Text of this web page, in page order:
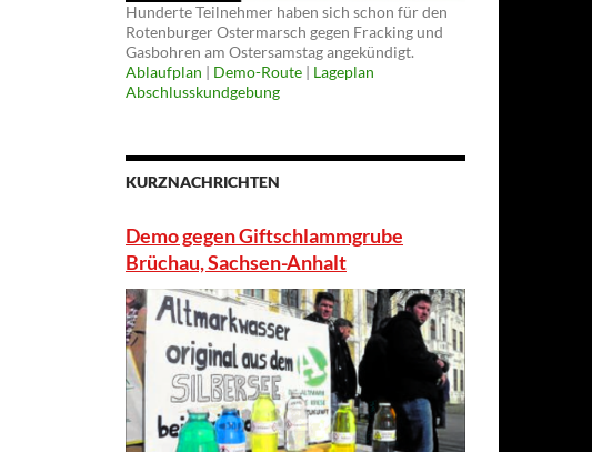
Hunderte Teilnehmer haben sich schon für den
Rotenburger Ostermarsch gegen Fracking und
Gasbohren am Ostersamstag angekündigt.
Ablaufplan | Demo-Route | Lageplan
Abschlusskundgebung
KURZNACHRICHTEN
Demo gegen Giftschlammgrube
Brüchau, Sachsen-Anhalt